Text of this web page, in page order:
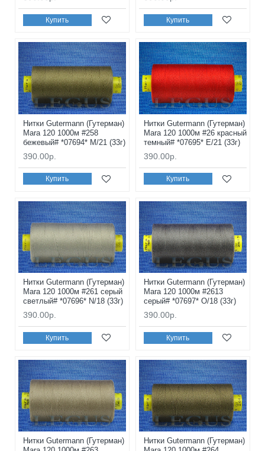
Купить Купить
Нитки Gutermann (Гутерман)
Mara 120 1000м #258
бежевый# *07694* M/21 (33г)
390.00р.
Купить
Нитки Gutermann (Гутерман)
Mara 120 1000м #26 красный
темный# *07695* E/21 (33г)
390.00р.
Купить
Нитки Gutermann (Гутерман)
Mara 120 1000м #261 серый
светлый# *07696* N/18 (33г)
390.00р.
Купить
Нитки Gutermann (Гутерман)
Mara 120 1000м #2613
серый# *07697* O/18 (33г)
390.00р.
Купить
Нитки Gutermann (Гутерман)
Нитки Gutermann (Гутерман)